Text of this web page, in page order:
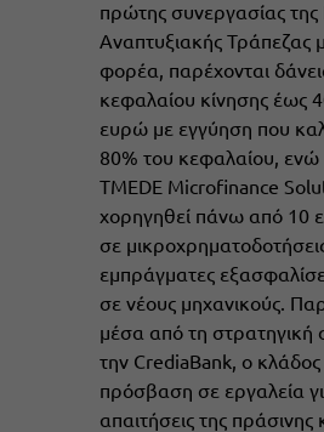
πρώτης συνεργασίας της
Αναπτυξιακής Τράπεζας
φορέα, παρέχονται
κεφαλαίου κίνησης έως
ευρώ με εγγύηση που
80% του κεφαλαίου,
TMEDE Microfinance
χορηγηθεί πάνω από 10
σε
εμπράγματες
σε νέους μηχανικούς.
μέσα από τη στρατηγική
την CrediaBank, ο
πρόσβαση σε εργαλεία
απαιτήσεις της πράσινης